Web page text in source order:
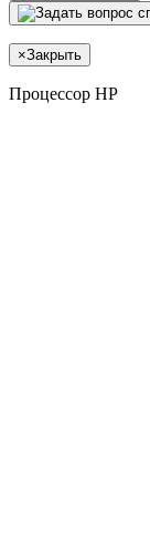
×Закрыть
Процессор HP